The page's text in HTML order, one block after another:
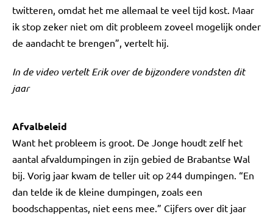
twitteren, omdat het me allemaal te veel tijd kost. Maar
ik stop zeker niet om dit probleem zoveel mogelijk onder
de aandacht te brengen”, vertelt hij.
In de video vertelt Erik over de bijzondere vondsten dit
jaar
Afvalbeleid
Want het probleem is groot. De Jonge houdt zelf het
aantal afvaldumpingen in zijn gebied de Brabantse Wal
bij. Vorig jaar kwam de teller uit op 244 dumpingen. “En
dan telde ik de kleine dumpingen, zoals een
boodschappentas, niet eens mee.” Cijfers over dit jaar